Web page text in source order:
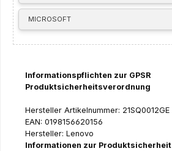
MICROSOFT
Informationspflichten zur GPSR
Produktsicherheitsverordnung
Hersteller Artikelnummer: 21SQ0012GE
EAN: 0198156620156
Hersteller: Lenovo
Informationen zur Produktsicherheit